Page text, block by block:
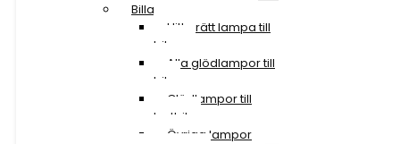
Billampor
Hitta rätt lampa till
bilen
Alla glödlampor till
bil
Glödlampor till
lastbil
Övriga lampor